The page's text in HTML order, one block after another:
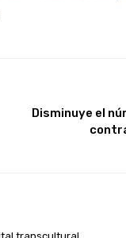
Disminuye el